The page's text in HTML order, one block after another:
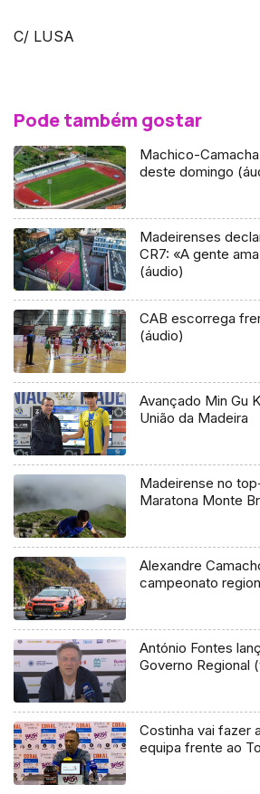
C/ LUSA
Pode também gostar
Machico-
deste domingo
Madeirenses
CR7: «A gente
(áudio)
CAB escorrega
(áudio)
Avançado Min Gu Kang
União da Madeira
Madeirense no
Maratona Monte
Alexandre
campeonato
António Fontes
Governo Regional
Costinha vai fazer
equipa frente ao